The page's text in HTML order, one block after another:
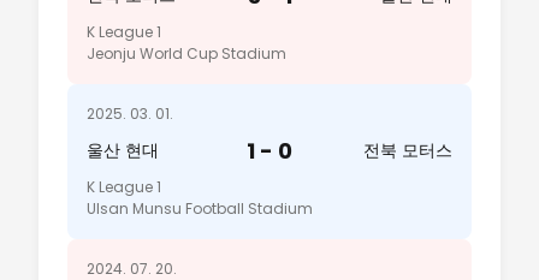
K League 1
Jeonju World Cup Stadium
2025. 03. 01.
울산 현대 1 - 0 전북 모터스
K League 1
Ulsan Munsu Football Stadium
2024. 07. 20.